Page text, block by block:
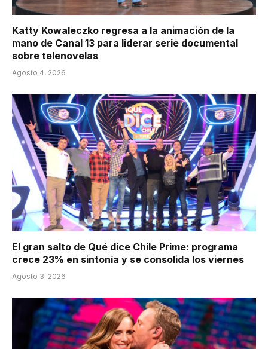
Katty Kowaleczko regresa a la animación de la
mano de Canal 13 para liderar serie documental
sobre telenovelas
Agosto 4, 2026
El gran salto de Qué dice Chile Prime: programa
crece 23% en sintonía y se consolida los viernes
Agosto 3, 2026